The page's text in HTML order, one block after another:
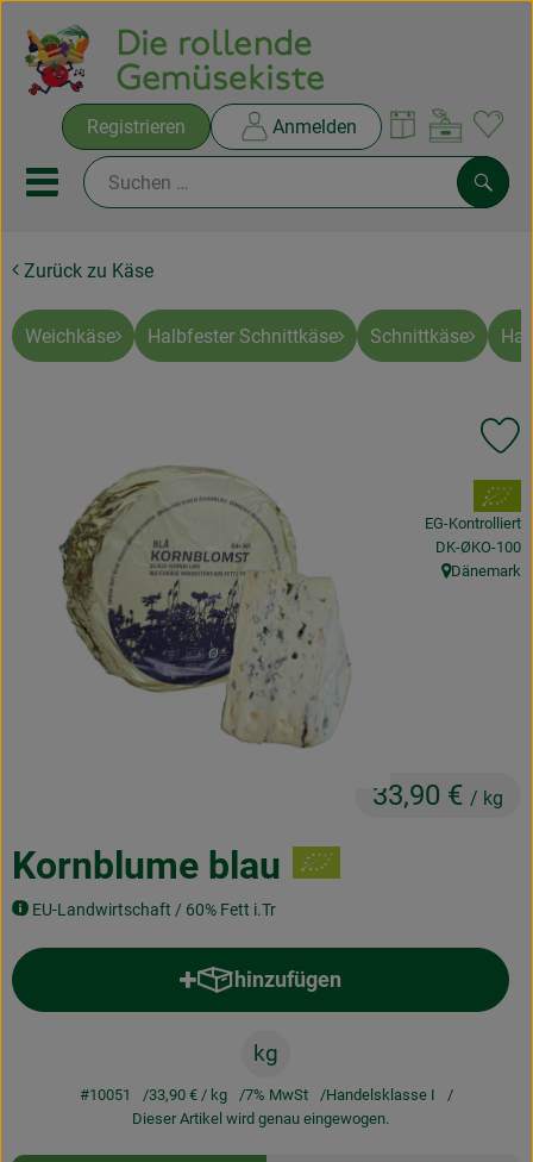
Registrieren Anmelden
Mobiles Menu öffnen oder
Ökokisten
Rezepte
Ökokisten
Obst & Gemüse
Frisches
Naturkost
Lieferservice
Über uns
Infos
Geschäftskunden
Zurück zu Käse
Weichkäse Halbfester Schnittkäse Schnittkäse
Kornblume blau
EU-Landwirtschaft / 60% Fett i.Tr
33,90 € / kg
, Verband:
EG-Kontrolliert
, Kontrollstelle:
DK-ØKO-100
, Herkunft:
Dänemark
hinzufügen
Produkt zum Warenkorb
kg
#10051 33,90 € / kg 7% MwSt
Handelsklasse I
Dieser Artikel wird genau eingewogen.